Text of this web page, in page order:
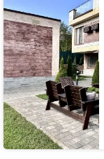
Apart
home